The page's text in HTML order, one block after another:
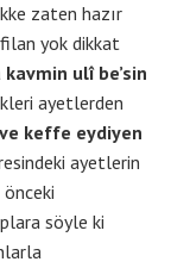
zaten hazır
yok dikkat
ulî be’sin
ayetlerden
ve keffe eydiyen
ayetlerin
söyle ki